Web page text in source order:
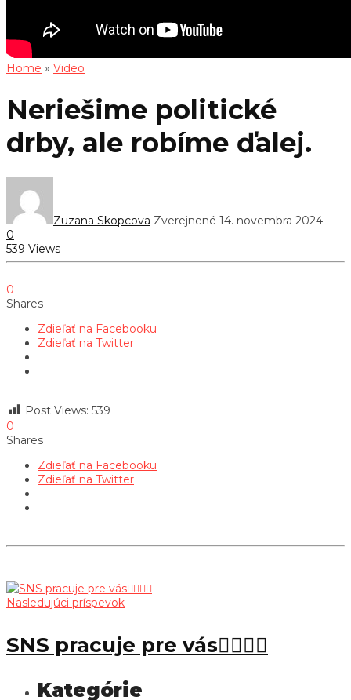
Home » Video
Neriešime politické
drby, ale robíme ďalej.
Zuzana Skopcova Zverejnené 14. novembra 2024
0
539 Views
0
Shares
Zdieľať na Facebooku
Zdieľať na Twitter
Post Views: 539
0
Shares
Zdieľať na Facebooku
Zdieľať na Twitter
Nasledujúci príspevok
SNS pracuje pre vás👍🏻🇸🇰